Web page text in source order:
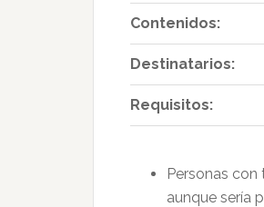
Contenidos:
Destinatarios:
Requisitos:
Personas
aunque sería